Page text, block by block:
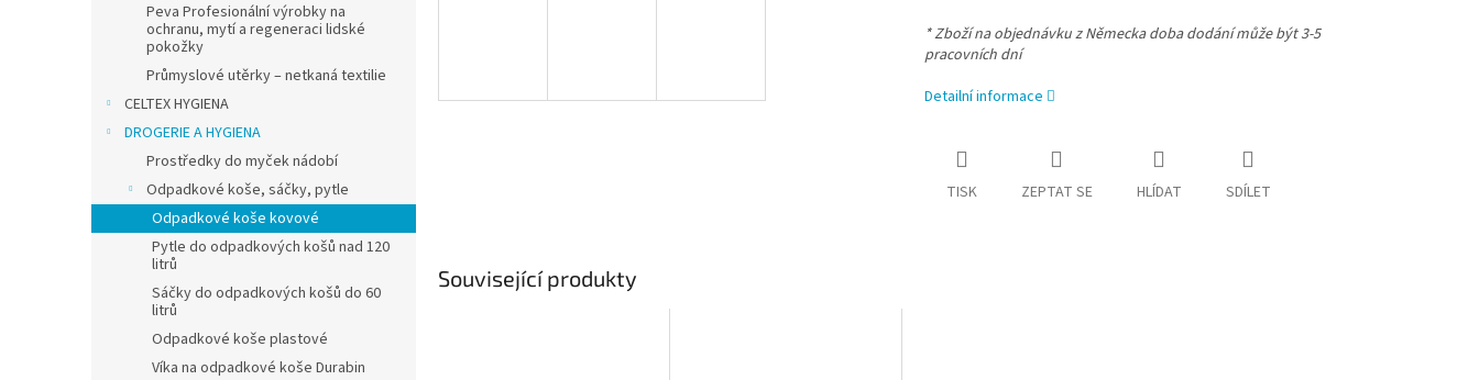
Peva Profesionální výrobky na
ochranu, mytí a regeneraci lidské
pokožky
Průmyslové utěrky – netkaná textilie
CELTEX HYGIENA
DROGERIE A HYGIENA
Prostředky do myček nádobí
Odpadkové koše, sáčky, pytle
Odpadkové koše kovové
Pytle do odpadkových košů nad 120
litrů
Sáčky do odpadkových košů do 60
litrů
Odpadkové koše plastové
Víka na odpadkové koše Durabin
* Zboží na objednávku z Německa doba dodání může být 3-5
pracovních dní
Detailní informace
TISK ZEPTAT SE HLÍDAT SDÍLET
Související produkty